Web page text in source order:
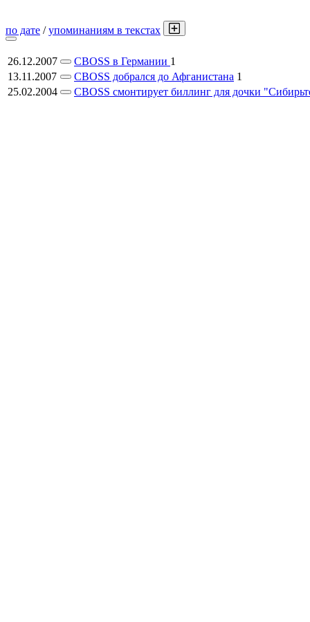
по дате /упоминаниям в текстах
26.12.2007 CBOSS в Германии 1
13.11.2007
CBOSS добрался до Афганистана 1
25.02.2004
CBOSS смонтирует биллинг для дочки